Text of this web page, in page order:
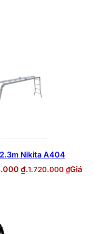
Nikita A404
₫.1.720.000 ₫Giá